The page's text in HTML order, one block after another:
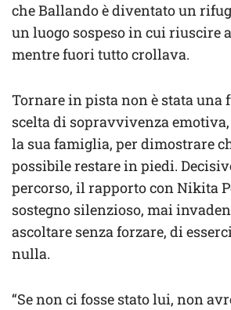
che Ballando è diventato un
un luogo sospeso in cui riuscire
mentre fuori tutto crollava.
Tornare in pista non è stata una
scelta di sopravvivenza
la sua famiglia, per dimostrare
possibile restare in piedi.
percorso, il rapporto con Nikita
sostegno silenzioso, mai
ascoltare senza forzare, di
nulla.
“Se non ci fosse stato lui, non